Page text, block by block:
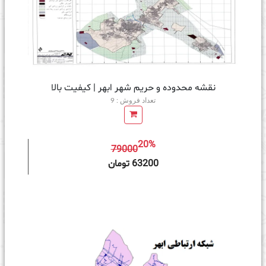
نقشه محدوده و حریم شهر ابهر | کیفیت بالا
تعداد فروش : 9
7900020%
63200 تومان